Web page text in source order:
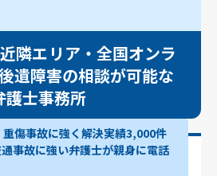
隣エリア・全国オンラ
遺障害の相談が可能な
護士事務所
重傷事故に強く解決実績3,000件
事故に強い弁護士が親身に電話